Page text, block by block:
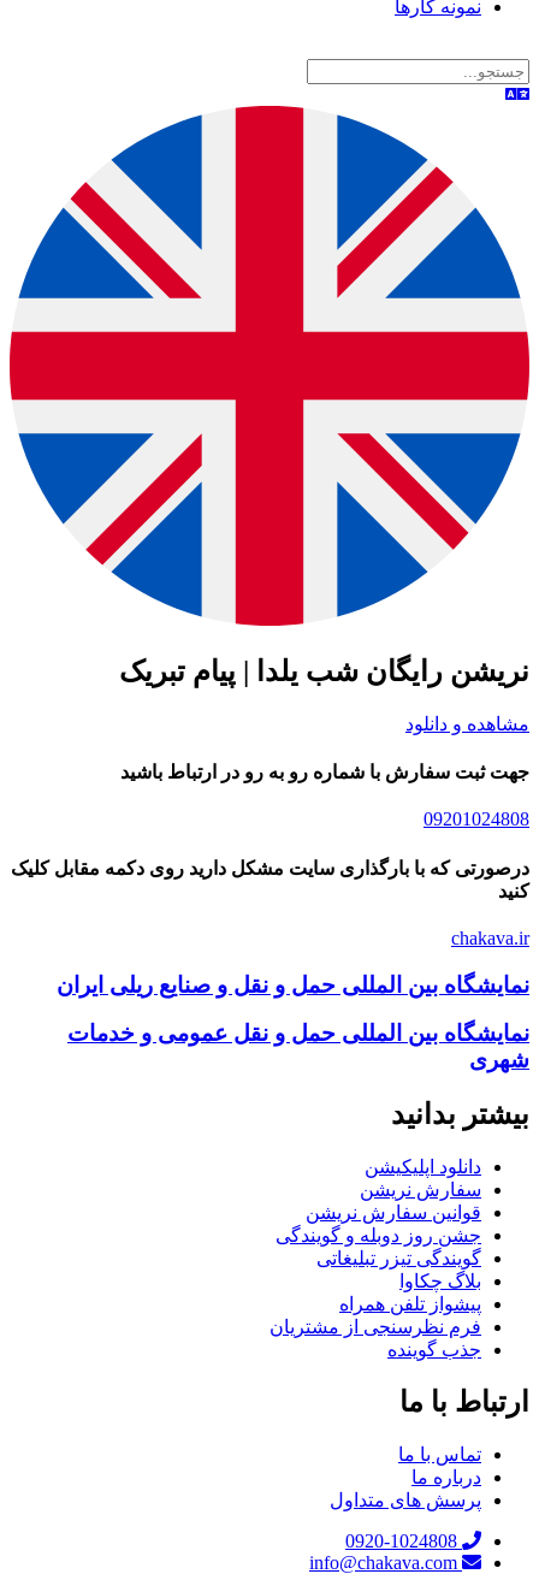
نمونه کارها
نریشن رایگان شب یلدا | پیام تبریک
مشاهده و دانلود
جهت ثبت سفارش با شماره رو به رو در ارتباط باشید
09201024808
درصورتی که با بارگذاری سایت مشکل دارید روی دکمه مقابل کلیک
کنید
chakava.ir
نمایشگاه بین المللی حمل و نقل و صنایع ریلی ایران
نمایشگاه بین المللی حمل و نقل عمومی و خدمات
شهری
بیشتر بدانید
دانلود اپلیکیشن
سفارش نریشن
قوانین سفارش نریشن
جشن روز دوبله و گویندگی
گویندگی تیزر تبلیغاتی
بلاگ چکاوا
پیشواز تلفن همراه
فرم نظرسنجی از مشتریان
جذب گوینده
ارتباط با ما
تماس با ما
درباره ما
پرسش های متداول
0920-1024808
info@chakava.com